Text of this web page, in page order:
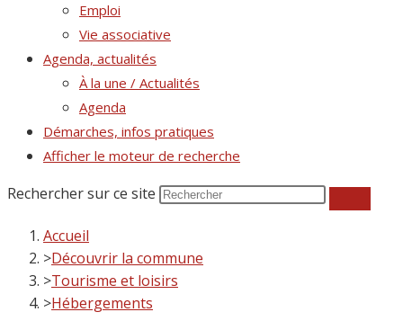
Emploi
Vie associative
Agenda, actualités
À la une / Actualités
Agenda
Démarches, infos pratiques
Afficher le moteur de recherche
Rechercher sur ce site
Accueil
>Découvrir la commune
>Tourisme et loisirs
>Hébergements